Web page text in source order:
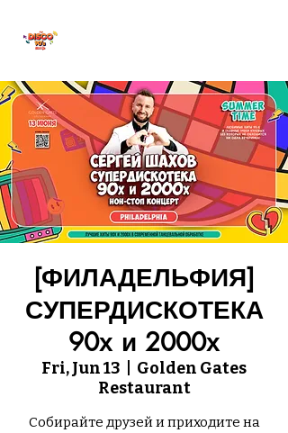
[ФИЛАДЕЛЬФИЯ]
СУПЕРДИСКОТЕКА
90х и 2000х
Fri, Jun 13
Golden Gates
Restaurant
Собирайте друзей и приходите на